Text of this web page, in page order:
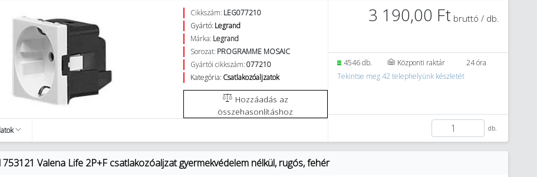
Cikkszám: LEG077210
Gyártó: Legrand
Márka: Legrand
Sorozat: PROGRAMME MOSAIC
Gyártói cikkszám:077210
Kategória: Csatlakozóaljzatok
összehasonlításhoz
3 190,00 Ft bruttó / db.
4546 db. Központi raktár
24 óra
Tekintse meg 42 telephelyünk készletét
db.
753121 Valena Life 2P+F csatlakozóaljzat gyermekvédelem nélkül, rugós, fehér